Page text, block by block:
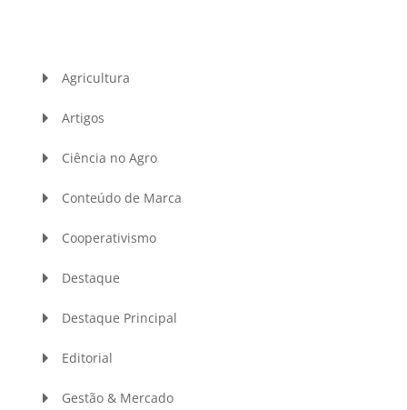
Agricultura
Artigos
Ciência no Agro
Conteúdo de Marca
Cooperativismo
Destaque
Destaque Principal
Editorial
Gestão & Mercado